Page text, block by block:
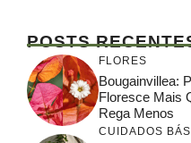
POSTS
FLORES
Bougainvillea:
Floresce Mais
Rega Menos
CUIDADOS